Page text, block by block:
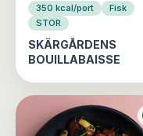
350 kcal/port
Fisk
STOR
SKÄRGÅRDENS
BOUILLABAISSE